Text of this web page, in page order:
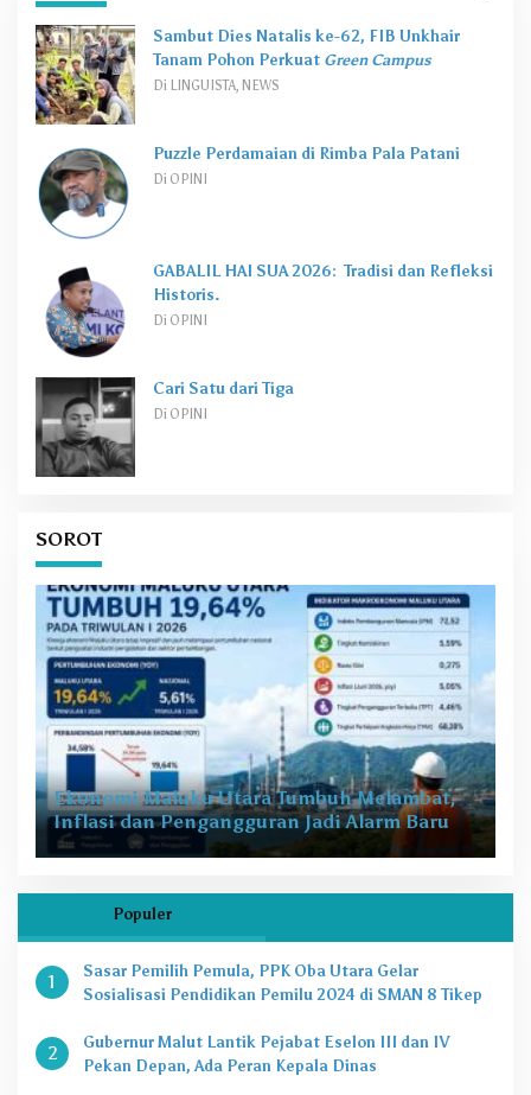
Sambut Dies Natalis ke-62, FIB Unkhair
Tanam Pohon Perkuat Green Campus
Di LINGUISTA, NEWS
Puzzle Perdamaian di Rimba Pala Patani
Di OPINI
GABALIL HAI SUA 2026: Tradisi dan Refleksi
Historis.
Di OPINI
Cari Satu dari Tiga
Di OPINI
SOROT
Ekonomi Maluku Utara Tumbuh Melambat,
Inflasi dan Pengangguran Jadi Alarm Baru
Populer
1
Sasar Pemilih Pemula, PPK Oba Utara Gelar
Sosialisasi Pendidikan Pemilu 2024 di SMAN 8 Tikep
2
Gubernur Malut Lantik Pejabat Eselon III dan IV
Pekan Depan, Ada Peran Kepala Dinas